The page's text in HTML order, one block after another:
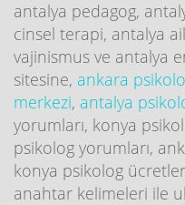
antalya pedagog,
cinsel terapi, antalya
vajinismus ve antalya
sitesine, ankara
merkezi, antalya
yorumları, konya
psikolog yorumları,
konya psikolog
anahtar kelimeleri ile